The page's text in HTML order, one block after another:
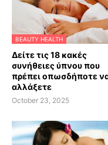
BEAUTY HEALTH
Δείτε τις 18 κακές
συνήθειες ύπνου που
πρέπει οπωσδήποτε
αλλάξετε
October 23, 2025